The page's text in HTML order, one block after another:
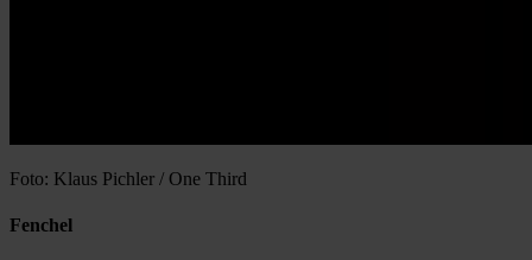
Foto: Klaus Pichler / One Third
Fenchel